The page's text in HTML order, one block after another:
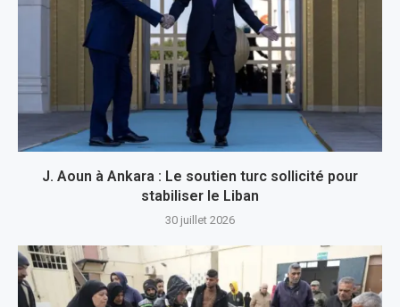
J. Aoun à Ankara : Le soutien turc sollicité pour
stabiliser le Liban
30 juillet 2026